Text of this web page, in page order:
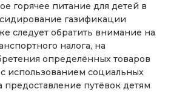
горячее питание для детей в
газификации
следует обратить внимание на
налога, на
определённых товаров
использованием социальных
предоставление путёвок детям